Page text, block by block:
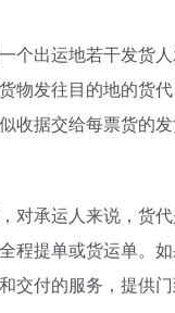
个出运地若干发货
物发往目的地的货
收据交给每票货的
对承运人来说，货
程提单或货运单。
付的服务，提供门